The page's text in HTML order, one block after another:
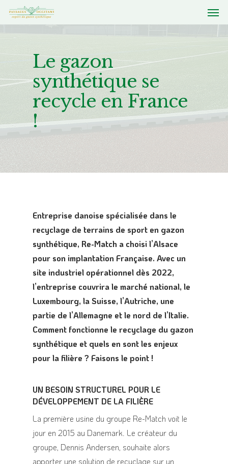
Le gazon
synthétique se
recycle en France
!
Entreprise danoise spécialisée dans le
recyclage de terrains de sport en gazon
synthétique, Re-Match a choisi l’Alsace
pour son implantation Française. Avec un
site industriel opérationnel dès 2022,
l’entreprise couvrira le marché national, le
Luxembourg, la Suisse, l’Autriche, une
partie de l’Allemagne et le nord de l’Italie.
Comment fonctionne le recyclage du gazon
synthétique et quels en sont les enjeux
pour la filière ? Faisons le point !
UN BESOIN STRUCTUREL POUR LE
DÉVELOPPEMENT DE LA FILIÈRE
La première usine du groupe Re-Match voit le
jour en 2015 au Danemark. Le créateur du
groupe, Dennis Andersen, souhaite alors
apporter une solution de recyclage sur un